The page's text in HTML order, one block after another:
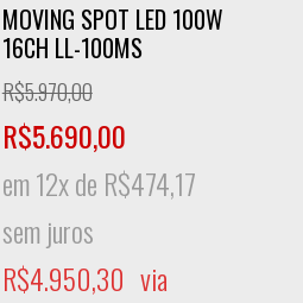
MOVING SPOT LED 100W
16CH LL-100MS
R$5.970,00
R$5.690,00
em 12x de R$474,17
sem juros
R$4.950,30 via